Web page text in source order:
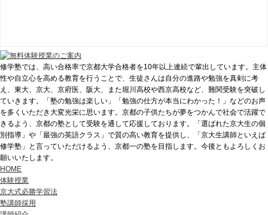
修学塾では、高い合格率で京都大学合格者を10年以上連続で輩出しています。主体
性や自立心を高める教育を行うことで、生徒さんは自分の進路や勉強を真剣に考
え、東大、京大、京府医、阪大、また堀川高校や西京高校など、難関受験を突破し
ていきます。「塾の勉強は楽しい」「勉強の仕方が本当にわかった！」などのお声
を多くいただき大変光栄に思います。京都の子供たちが夢をつかんで社会で活躍で
きるよう、京都の塾として受験を通して応援しております。「選ばれた京大生の個
別指導」や「最強の英語クラス」で質の高い教育を提供し、「京大生講師といえば
修学塾」と言っていただけるよう、京都一の塾を目指します。今後ともよろしくお
願いいたします。
HOME
体験授業
京大式必勝学習法
塾講師採用